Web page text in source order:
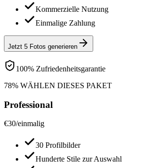
Kommerzielle Nutzung
Einmalige Zahlung
Jetzt 5 Fotos generieren
100% Zufriedenheitsgarantie
78% WÄHLEN DIESES PAKET
Professional
€30/einmalig
30 Profilbilder
Hunderte Stile zur Auswahl